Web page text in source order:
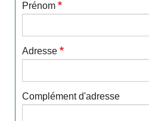
Prénom
Adresse
Complément d'adresse